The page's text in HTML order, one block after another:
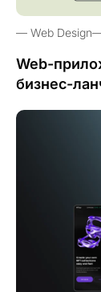
Web Design
Web-
бизнес-